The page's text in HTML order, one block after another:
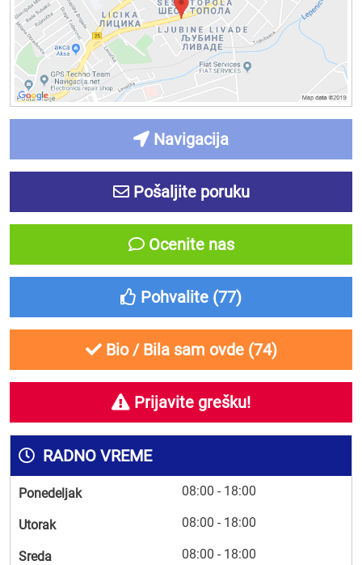
Navigacija
Pošaljite poruku
Ocenite nas
Pohvalite (77)
Bio / Bila sam ovde (74)
Prijavite grešku!
RADNO VREME
Ponedeljak 08:00 - 18:00
Utorak 08:00 - 18:00
Sreda 08:00 - 18:00